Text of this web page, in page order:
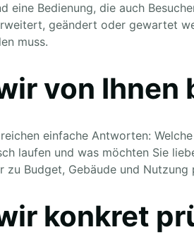
eine Bedienung, die auch
geändert oder gewartet
muss.
von Ihnen
einfache Antworten:
laufen und was möchten Sie
zu Budget, Gebäude und Nutzung
konkret